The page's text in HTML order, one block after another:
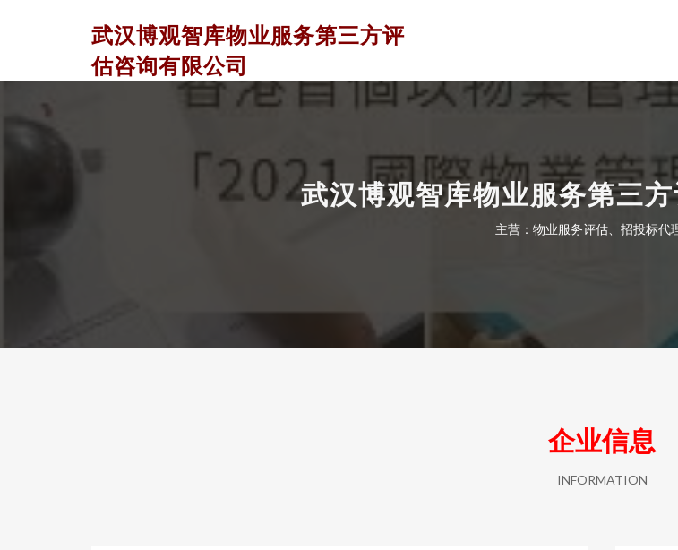
武汉博观智库物业服务第三方评
估咨询有限公司
武汉博观智库物业服务第三
主营：物业服务评估、招投标代
企业信息
INFORMATION